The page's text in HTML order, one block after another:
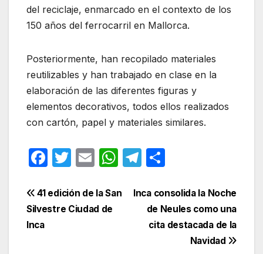
del reciclaje, enmarcado en el contexto de los
150 años del ferrocarril en Mallorca.
Posteriormente, han recopilado materiales
reutilizables y han trabajado en clase en la
elaboración de las diferentes figuras y
elementos decorativos, todos ellos realizados
con cartón, papel y materiales similares.
F
c
e
T
itt
er
E
ail
W
at
T
e
gr
a
m
p
ar
Navegación
de
Inca consolida la Noche
de Neules como una
cita destacada de la
Navidad
41 edición de la San
Silvestre Ciudad de
Inca